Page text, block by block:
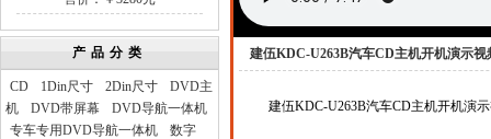
产品分类
CD 1Din尺寸 2Din尺寸
DVD主
机
DVD带屏幕
DVD导航一体机
专车专用DVD导航一体机
数字
建伍KDC-U263B汽车CD主机开机演示视
建伍KDC-U263B汽车CD主机开机演